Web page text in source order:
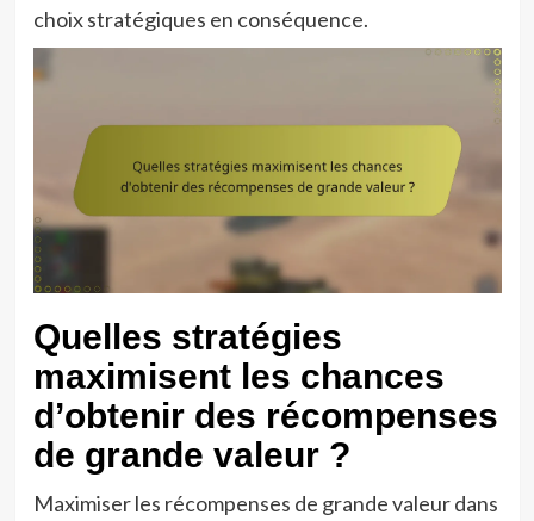
choix stratégiques en conséquence.
Quelles stratégies
maximisent les chances
d’obtenir des récompenses
de grande valeur ?
Maximiser les récompenses de grande valeur dans